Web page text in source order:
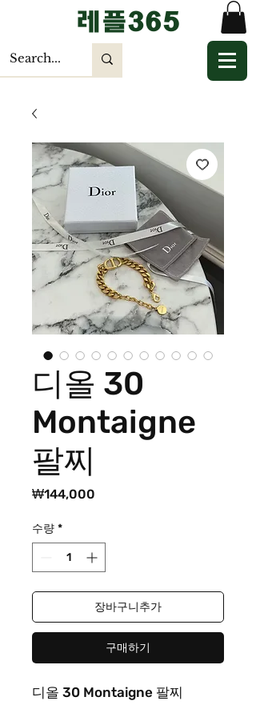
​레플365
디올 30
Montaigne
팔찌
₩144,000
수량 *
장바구니추가
구매하기
디올 30 Montaigne 팔찌